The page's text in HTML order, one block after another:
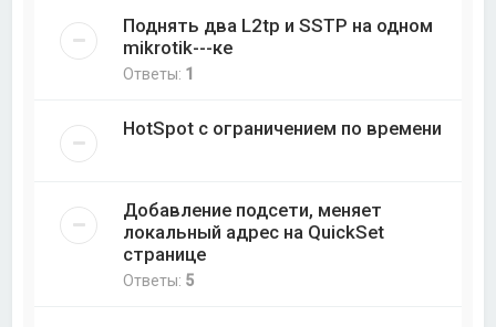
Поднять два L2tp и SSTP на одном
mikrotik---ке
Ответы: 1
HotSpot с ограничением по времени
Добавление подсети, меняет
локальный адрес на QuickSet
странице
Ответы: 5